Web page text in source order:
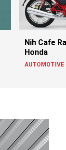
Nih Cafe
Honda
AUTOMOTIVE